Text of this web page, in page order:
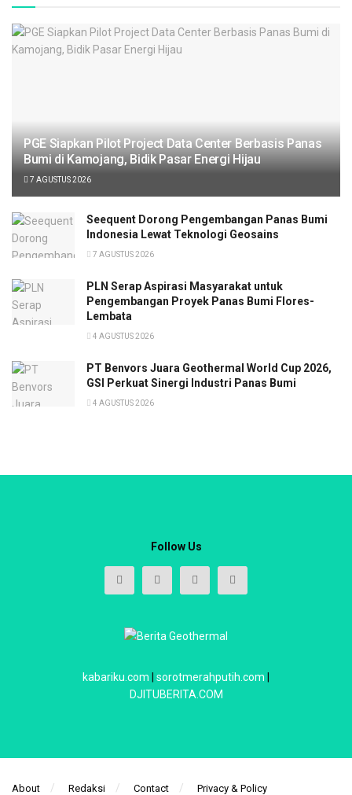
PGE Siapkan Pilot Project Data Center Berbasis Panas
Bumi di Kamojang, Bidik Pasar Energi Hijau
7 AGUSTUS 2026
Seequent Dorong Pengembangan Panas Bumi
Indonesia Lewat Teknologi Geosains
7 AGUSTUS 2026
PLN Serap Aspirasi Masyarakat untuk
Pengembangan Proyek Panas Bumi Flores-
Lembata
4 AGUSTUS 2026
PT Benvors Juara Geothermal World Cup 2026,
GSI Perkuat Sinergi Industri Panas Bumi
4 AGUSTUS 2026
Follow Us
kabariku.com sorotmerahputih.com
DJITUBERITA.COM
About Redaksi Contact Privacy & Policy